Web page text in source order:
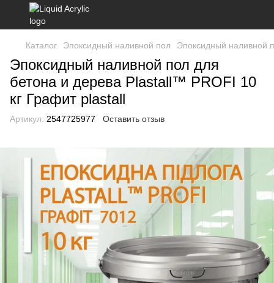
Каталог Эпоксидный наливной пол Эпоксидный наливной
Эпоксидный наливной пол для
бетона и дерева Plastall™ PROFI 10
кг Графит plastall
Артикул: 2547725977 Оставить отзыв